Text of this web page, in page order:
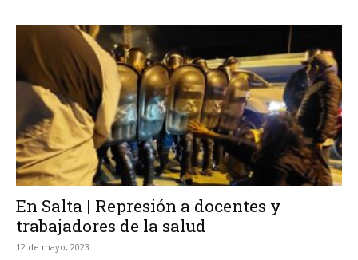
En Salta | Represión a docentes y
trabajadores de la salud
12 de mayo, 2023